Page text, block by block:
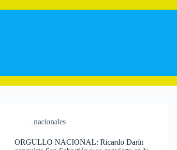
al
nacionales
ORGULLO NACIONAL: Ricardo Darín